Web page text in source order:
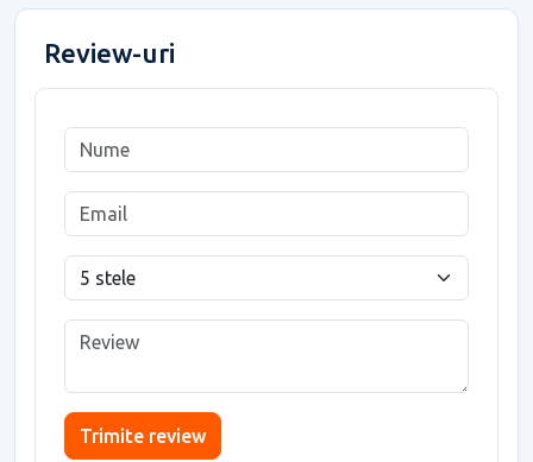
Review-uri
Trimite review